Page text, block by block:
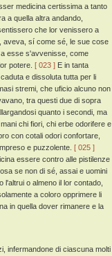
medicina certissima a tanto
a quella altra andando,
che lor venissero a
aveva, sí come sé, le sue cose
esse s'avvenisse, come
potere. [ 023 ] E in tanta
e dissoluta tutta per li
stremi, che uficio alcuno non
tra questi due di sopra
quanto i secondi, ma
chi fiori, chi erbe odorifere e
con cotali odori confortare,
e puzzolente. [ 025 ]
essere contro alle pistilenze
se non di sé, assai e uomini
o almeno il lor contado,
a coloro opprimere li
in quella dover rimanere e la
infermandone di ciascuna molti